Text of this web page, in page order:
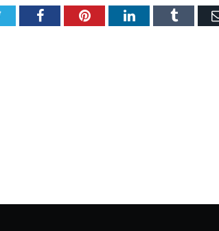
TwitterFacebookPinterestLinkedInTumblr